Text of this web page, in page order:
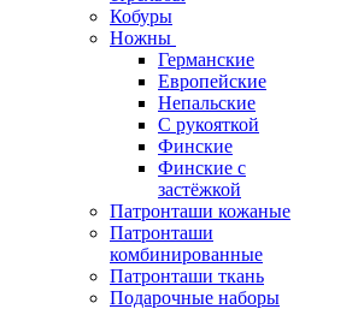
Кобуры
Ножны
Германские
Европейские
Непальские
С рукояткой
Финские
Финские с
застёжкой
Патронташи кожаные
Патронташи
комбинированные
Патронташи ткань
Подарочные наборы